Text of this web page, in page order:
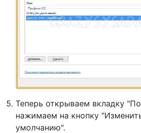
Теперь открываем вкладку
нажимаем на кнопку
умолчанию".